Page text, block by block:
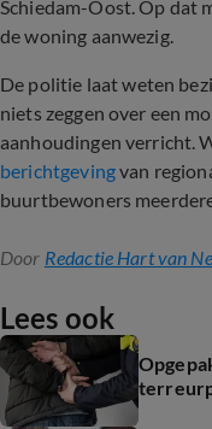
Schiedam-Oost. Op dat
de woning aanwezig.
De politie laat weten
niets zeggen over een
aanhoudingen verricht.
berichtgevingvan
buurtbewoners
Door Redactie Hart van
Lees ook